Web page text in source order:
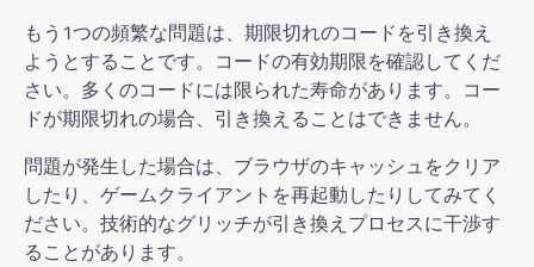
もう1つの頻繁な問題は、期限切れのコードを引き換え
ようとすることです。コードの有効期限を確認してくだ
さい。多くのコードには限られた寿命があります。コー
ドが期限切れの場合、引き換えることはできません。
問題が発生した場合は、ブラウザのキャッシュをクリア
したり、ゲームクライアントを再起動したりしてみてく
ださい。技術的なグリッチが引き換えプロセスに干渉す
ることがあります。